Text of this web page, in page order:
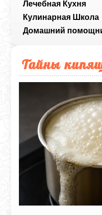
Лечебная Кухня
Кулинарная Школа
Домашний
Тайны